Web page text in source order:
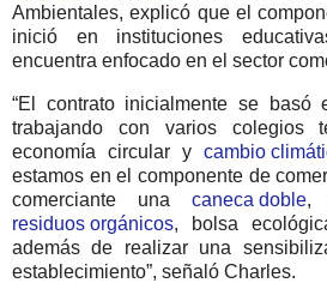
Ambientales, explicó que el
inició en instituciones
encuentra enfocado en el sector
“El contrato inicialmente se basó
trabajando con varios colegios
economía circular y cambio
estamos en el componente de
comerciante una caneca doble,
residuos orgánicos, bolsa
además de realizar una
establecimiento”, señaló Charles.